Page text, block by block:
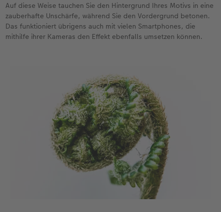
Auf diese Weise tauchen Sie den Hintergrund Ihres Motivs in eine
zauberhafte Unschärfe, während Sie den Vordergrund betonen.
Das funktioniert übrigens auch mit vielen Smartphones, die
mithilfe ihrer Kameras den Effekt ebenfalls umsetzen können.